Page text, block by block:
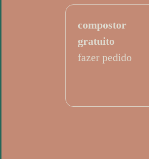
compostor
gratuito
fazer pedido